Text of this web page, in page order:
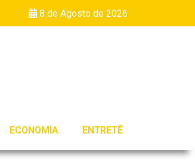
8 de Agosto de 2026
ECONOMIA ENTRETÊ